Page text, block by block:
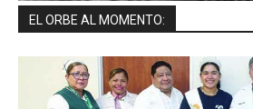
EL ORBE AL MOMENTO: